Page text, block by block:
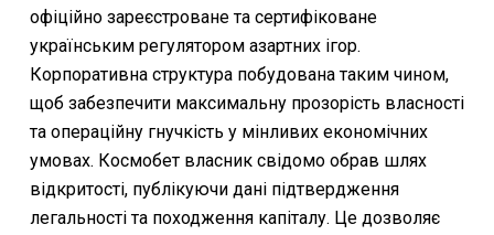
офіційно зареєстроване та сертифіковане
українським регулятором азартних ігор.
Корпоративна структура побудована таким чином,
щоб забезпечити максимальну прозорість власності
та операційну гнучкість у мінливих економічних
умовах. Космобет власник свідомо обрав шлях
відкритості, публікуючи дані підтвердження
легальності та походження капіталу. Це дозволяє